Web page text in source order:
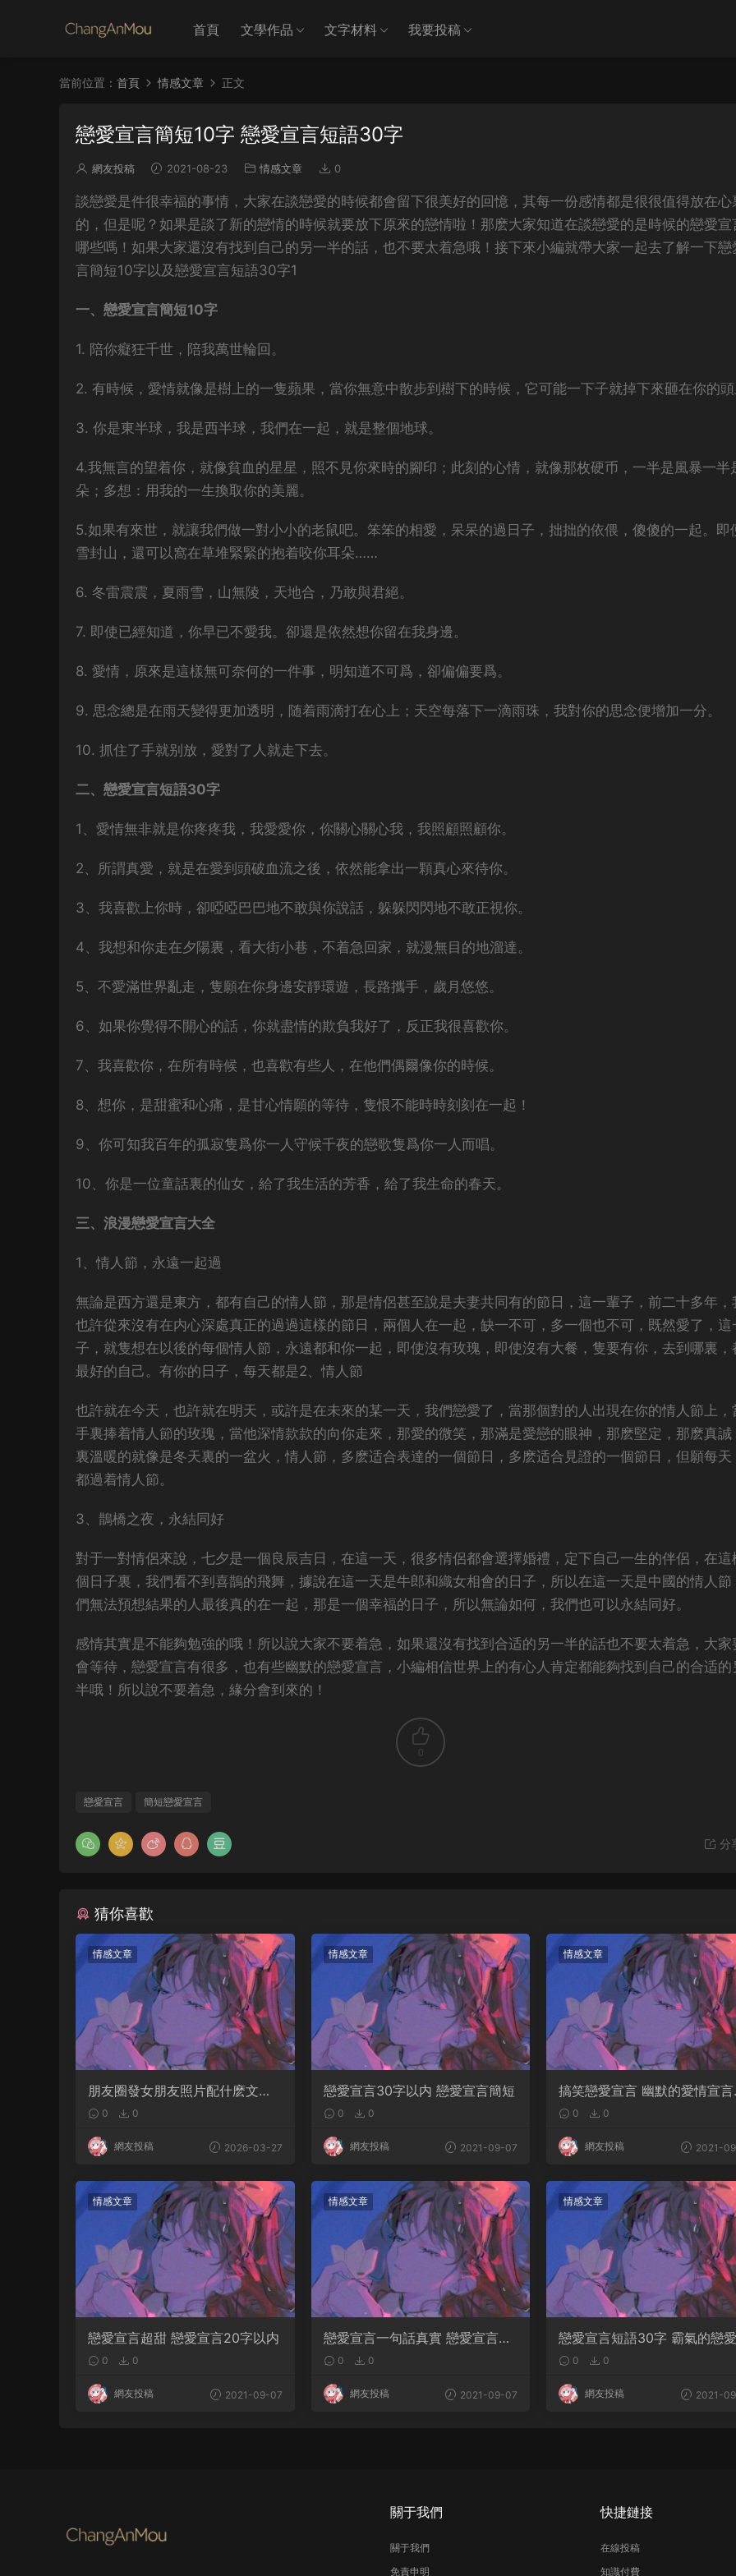
首頁 文學作品 文字材料 我要投稿
當前位置： 首頁 情感文章 正文
戀愛宣言簡短10字 戀愛宣言短語30字
網友投稿 2021-08-23 情感文章 0
談戀愛是件很幸福的事情，大家在談戀愛的時候都會留下很美好的回憶，其每一份感情都是很很值得放在心
的，但是呢？如果是談了新的戀情的時候就要放下原來的戀情啦！那麽大家知道在談戀愛的是時候的戀愛宣
哪些嗎！如果大家還沒有找到自己的另一半的話，也不要太着急哦！接下來小編就帶大家一起去了解一下戀
言簡短10字以及戀愛宣言短語30字1
一、戀愛宣言簡短10字
1. 陪你癡狂千世，陪我萬世輪回。
2. 有時候，愛情就像是樹上的一隻蘋果，當你無意中散步到樹下的時候，它可能一下子就掉下來砸在你的頭
3. 你是東半球，我是西半球，我們在一起，就是整個地球。
4.我無言的望着你，就像貧血的星星，照不見你來時的腳印；此刻的心情，就像那枚硬币，一半是風暴一半
朵；多想：用我的一生換取你的美麗。
5.如果有來世，就讓我們做一對小小的老鼠吧。笨笨的相愛，呆呆的過日子，拙拙的依偎，傻傻的一起。即
雪封山，還可以窩在草堆緊緊的抱着咬你耳朵……
6. 冬雷震震，夏雨雪，山無陵，天地合，乃敢與君絕。
7. 即使已經知道，你早已不愛我。卻還是依然想你留在我身邊。
8. 愛情，原來是這樣無可奈何的一件事，明知道不可爲，卻偏偏要爲。
9. 思念總是在雨天變得更加透明，随着雨滴打在心上；天空每落下一滴雨珠，我對你的思念便增加一分。
10. 抓住了手就别放，愛對了人就走下去。
二、戀愛宣言短語30字
1、愛情無非就是你疼疼我，我愛愛你，你關心關心我，我照顧照顧你。
2、所謂真愛，就是在愛到頭破血流之後，依然能拿出一顆真心來待你。
3、我喜歡上你時，卻啞啞巴巴地不敢與你說話，躲躲閃閃地不敢正視你。
4、我想和你走在夕陽裏，看大街小巷，不着急回家，就漫無目的地溜達。
5、不愛滿世界亂走，隻願在你身邊安靜環遊，長路攜手，歲月悠悠。
6、如果你覺得不開心的話，你就盡情的欺負我好了，反正我很喜歡你。
7、我喜歡你，在所有時候，也喜歡有些人，在他們偶爾像你的時候。
8、想你，是甜蜜和心痛，是甘心情願的等待，隻恨不能時時刻刻在一起！
9、你可知我百年的孤寂隻爲你一人守候千夜的戀歌隻爲你一人而唱。
10、你是一位童話裏的仙女，給了我生活的芳香，給了我生命的春天。
三、浪漫戀愛宣言大全
1、情人節，永遠一起過
無論是西方還是東方，都有自己的情人節，那是情侶甚至說是夫妻共同有的節日，這一輩子，前二十多年，
也許從來沒有在内心深處真正的過過這樣的節日，兩個人在一起，缺一不可，多一個也不可，既然愛了，這
子，就隻想在以後的每個情人節，永遠都和你一起，即使沒有玫瑰，即使沒有大餐，隻要有你，去到哪裏，
最好的自己。有你的日子，每天都是2、情人節
也許就在今天，也許就在明天，或許是在未來的某一天，我們戀愛了，當那個對的人出現在你的情人節上，
手裏捧着情人節的玫瑰，當他深情款款的向你走來，那愛的微笑，那滿是愛戀的眼神，那麽堅定，那麽真誠
裏溫暖的就像是冬天裏的一盆火，情人節，多麽适合表達的一個節日，多麽适合見證的一個節日，但願每天
都過着情人節。
3、鵲橋之夜，永結同好
對于一對情侶來說，七夕是一個良辰吉日，在這一天，很多情侶都會選擇婚禮，定下自己一生的伴侶，在這
個日子裏，我們看不到喜鵲的飛舞，據說在這一天是牛郎和織女相會的日子，所以在這一天是中國的情人節
們無法預想結果的人最後真的在一起，那是一個幸福的日子，所以無論如何，我們也可以永結同好。
感情其實是不能夠勉強的哦！所以說大家不要着急，如果還沒有找到合适的另一半的話也不要太着急，大家
會等待，戀愛宣言有很多，也有些幽默的戀愛宣言，小編相信世界上的有心人肯定都能夠找到自己的合适的
半哦！所以說不要着急，緣分會到來的！
0
戀愛宣言 簡短戀愛宣言
分
猜你喜歡
情感文章
朋友圈發女朋友照片配什麽文字
30句宣布戀愛的話
0 0
網友投稿 2026-03-27
情感文章
戀愛宣言30字以内 戀愛宣言簡短
0 0
網友投稿 2021-09-07
情感文章
搞笑戀愛宣言 幽默的愛情宣言
句 0 0
網友投稿 2021-
情感文章
戀愛宣言超甜 戀愛宣言20字以内
0 0
網友投稿 2021-09-07
情感文章
戀愛宣言一句話真實 戀愛宣言超
甜短
0 0
網友投稿 2021-09-07
情感文章
戀愛宣言短語30字 霸氣的戀
言 0 0
網友投稿 2021-
關于我們
關于我們
免責申明
快捷鏈接
在線投稿
知識付費